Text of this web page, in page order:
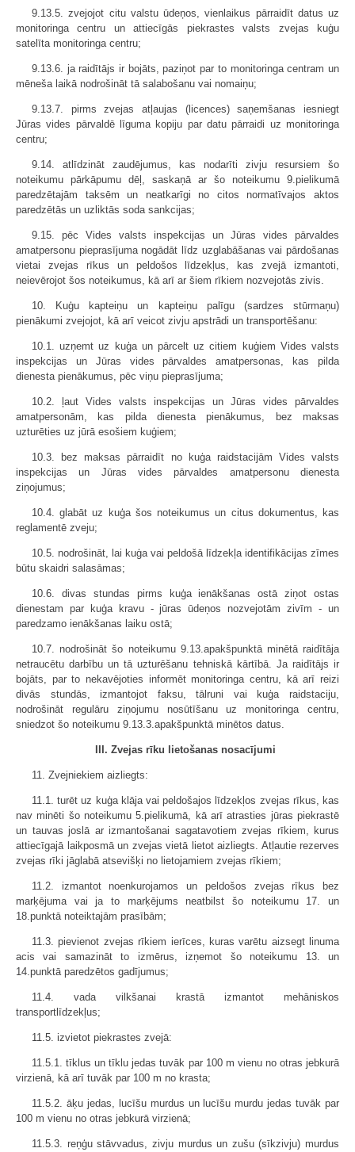
9.13.5. zvejojot citu valstu ūdeņos, vienlaikus pārraidīt datus uz
monitoringa centru un attiecīgās piekrastes valsts zvejas kuģu
satelīta monitoringa centru;
9.13.6. ja raidītājs ir bojāts, paziņot par to monitoringa centram un
mēneša laikā nodrošināt tā salabošanu vai nomaiņu;
9.13.7. pirms zvejas atļaujas (licences) saņemšanas iesniegt
Jūras vides pārvaldē līguma kopiju par datu pārraidi uz monitoringa
centru;
9.14. atlīdzināt zaudējumus, kas nodarīti zivju resursiem šo
noteikumu pārkāpumu dēļ, saskaņā ar šo noteikumu 9.pielikumā
paredzētajām taksēm un neatkarīgi no citos normatīvajos aktos
paredzētās un uzliktās soda sankcijas;
9.15. pēc Vides valsts inspekcijas un Jūras vides pārvaldes
amatpersonu pieprasījuma nogādāt līdz uzglabāšanas vai pārdošanas
vietai zvejas rīkus un peldošos līdzekļus, kas zvejā izmantoti,
neievērojot šos noteikumus, kā arī ar šiem rīkiem nozvejotās zivis.
10. Kuģu kapteiņu un kapteiņu palīgu (sardzes stūrmaņu)
pienākumi zvejojot, kā arī veicot zivju apstrādi un transportēšanu:
10.1. uzņemt uz kuģa un pārcelt uz citiem kuģiem Vides valsts
inspekcijas un Jūras vides pārvaldes amatpersonas, kas pilda
dienesta pienākumus, pēc viņu pieprasījuma;
10.2. ļaut Vides valsts inspekcijas un Jūras vides pārvaldes
amatpersonām, kas pilda dienesta pienākumus, bez maksas
uzturēties uz jūrā esošiem kuģiem;
10.3. bez maksas pārraidīt no kuģa raidstacijām Vides valsts
inspekcijas un Jūras vides pārvaldes amatpersonu dienesta
ziņojumus;
10.4. glabāt uz kuģa šos noteikumus un citus dokumentus, kas
reglamentē zveju;
10.5. nodrošināt, lai kuģa vai peldošā līdzekļa identifikācijas zīmes
būtu skaidri salasāmas;
10.6. divas stundas pirms kuģa ienākšanas ostā ziņot ostas
dienestam par kuģa kravu - jūras ūdeņos nozvejotām zivīm - un
paredzamo ienākšanas laiku ostā;
10.7. nodrošināt šo noteikumu 9.13.apakšpunktā minētā raidītāja
netraucētu darbību un tā uzturēšanu tehniskā kārtībā. Ja raidītājs ir
bojāts, par to nekavējoties informēt monitoringa centru, kā arī reizi
divās stundās, izmantojot faksu, tālruni vai kuģa raidstaciju,
nodrošināt regulāru ziņojumu nosūtīšanu uz monitoringa centru,
sniedzot šo noteikumu 9.13.3.apakšpunktā minētos datus.
III. Zvejas rīku lietošanas nosacījumi
11. Zvejniekiem aizliegts:
11.1. turēt uz kuģa klāja vai peldošajos līdzekļos zvejas rīkus, kas
nav minēti šo noteikumu 5.pielikumā, kā arī atrasties jūras piekrastē
un tauvas joslā ar izmantošanai sagatavotiem zvejas rīkiem, kurus
attiecīgajā laikposmā un zvejas vietā lietot aizliegts. Atļautie rezerves
zvejas rīki jāglabā atsevišķi no lietojamiem zvejas rīkiem;
11.2. izmantot noenkurojamos un peldošos zvejas rīkus bez
marķējuma vai ja to marķējums neatbilst šo noteikumu 17. un
18.punktā noteiktajām prasībām;
11.3. pievienot zvejas rīkiem ierīces, kuras varētu aizsegt linuma
acis vai samazināt to izmērus, izņemot šo noteikumu 13. un
14.punktā paredzētos gadījumus;
11.4. vada vilkšanai krastā izmantot mehāniskos
transportlīdzekļus;
11.5. izvietot piekrastes zvejā:
11.5.1. tīklus un tīklu jedas tuvāk par 100 m vienu no otras jebkurā
virzienā, kā arī tuvāk par 100 m no krasta;
11.5.2. āķu jedas, lucīšu murdus un lucīšu murdu jedas tuvāk par
100 m vienu no otras jebkurā virzienā;
11.5.3. reņģu stāvvadus, zivju murdus un zušu (sīkzivju) murdus